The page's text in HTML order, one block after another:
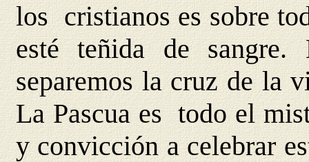
los cristianos es sobre
esté teñida de
separemos la cruz de la
La Pascua es todo el
y convicción a celebrar